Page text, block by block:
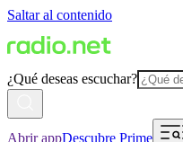
Saltar al contenido
¿Qué deseas escuchar?
Abrir appDescubre Prime